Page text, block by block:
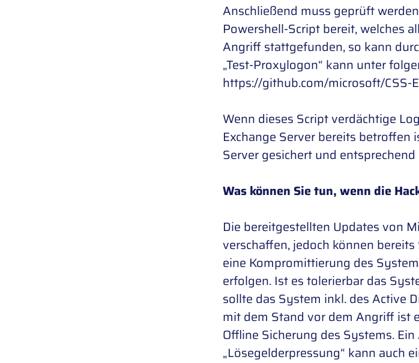
Anschließend muss geprüft
Powershell-Script bereit, welches
Angriff stattgefunden, so kann
„Test-Proxylogon“ kann unter
https://github.com/microsoft/CSS-
Wenn dieses Script verdächtige
Exchange Server bereits betroffen
Server gesichert und
Was können Sie tun, wenn die
Die bereitgestellten Updates von
verschaffen, jedoch können
eine Kompromittierung des
erfolgen. Ist es tolerierbar das
sollte das System inkl. des Active
mit dem Stand vor dem Angriff ist
Offline Sicherung des Systems.
„Lösegelderpressung“ kann auch